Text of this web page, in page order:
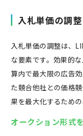
入札単価の調整
入札単価の調整は、
な要素です。効果的
算内で最大限の広告
た競合他社との価格
果を最大化するため
オークション形式